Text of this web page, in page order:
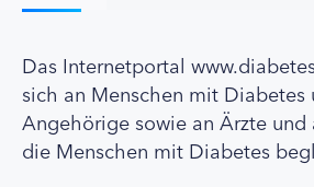
Das Internetportal
sich an Menschen mit Diabetes
Angehörige sowie an Ärzte und
die Menschen mit Diabetes